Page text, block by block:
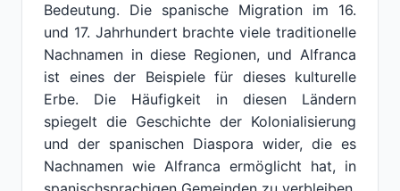
Bedeutung. Die spanische Migration im 16.
und 17. Jahrhundert brachte viele traditionelle
Nachnamen in diese Regionen, und Alfranca
ist eines der Beispiele für dieses kulturelle
Erbe. Die Häufigkeit in diesen Ländern
spiegelt die Geschichte der Kolonialisierung
und der spanischen Diaspora wider, die es
Nachnamen wie Alfranca ermöglicht hat, in